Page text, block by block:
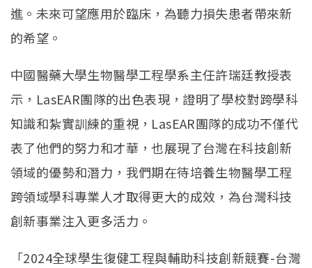
進。未來可望應用於臨床，為聽力損失患者帶來新
的希望。
中國醫藥大學生物醫學工程學系主任許瑞廷教授表
示，LasEAR團隊的出色表現，證明了學校對跨學科
知識和紮實訓練的重視，LasEAR團隊的成功不僅代
表了他們的努力和才華，也展現了台灣在科技創新
領域的優勢和潛力，我們期在待培養生物醫學工程
跨領域學科專業人才取得更大的成效，為台灣科技
創新事業注入更多活力。
「2024全球學生復健工程與輔助科技創新競賽-台灣